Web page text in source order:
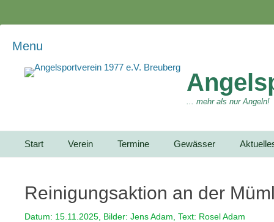
Menu
... mehr als nur Angeln!
Primärmenu
zum
Start Verein Termine Gewässer
Reinigungsaktion an der
Datum: 15.11.2025, Bilder: Jens Adam, Text: Rosel Adam